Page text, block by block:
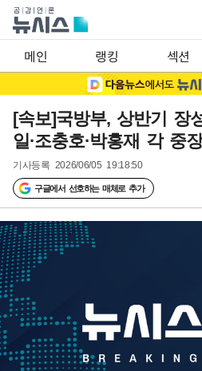
메인 랭킹 섹션
[속보]국방부, 상반기 장
일·조충호·박홍재 각 중
기사등록 2026/06/05 19:18:50
구글에서 선호하는 매체로 추가